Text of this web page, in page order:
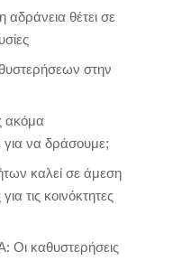
αδράνεια θέτει σε
στην
ακόμα
για να δράσουμε;
καλεί σε άμεση
τις κοινόκτητες
Οι καθυστερήσεις